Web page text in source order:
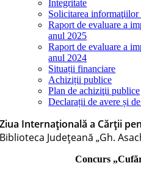
Integritate
Solicitarea informaţiilor
Raport de evaluare a
anul 2025
Raport de evaluare a
anul 2024
Situații financiare
Achiziții publice
Plan de achiziţii publice
Declarații de avere și
Ziua Internațională a Cărții
Biblioteca Judeţeană „Gh.
Concurs